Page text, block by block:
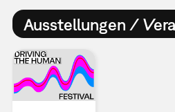
Ausstellungen /